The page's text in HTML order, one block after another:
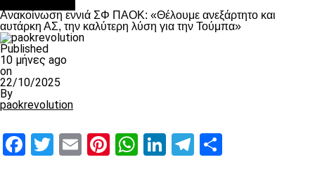
Ανακοίνωση εννιά ΣΦ ΠΑΟΚ: «Θέλουμε ανεξάρτητο και
αυτάρκη ΑΣ, την καλύτερη λύση για την Τούμπα»
Published
10 μήνες ago
on
22/10/2025
By
paokrevolution
Facebook
Twitter
EmailPinterest
WhatsApp
LinkedIn
Telegram